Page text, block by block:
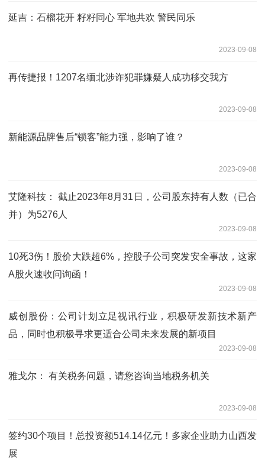
延吉：石榴花开 籽籽同心 军地共欢 警民同乐
2023-09-08
再传捷报！1207名缅北涉诈犯罪嫌疑人成功移交我方
2023-09-08
新能源品牌售后“锁客”能力强，影响了谁？
2023-09-08
艾隆科技： 截止2023年8月31日，公司股东持有人数（已合
并）为5276人
2023-09-08
10死3伤！股价大跌超6%，控股子公司突发安全事故，这家
A股火速收问询函！
2023-09-08
威创股份：公司计划立足视讯行业，积极研发新技术新产
品，同时也积极寻求更适合公司未来发展的新项目
2023-09-08
雅戈尔： 有关税务问题，请您咨询当地税务机关
2023-09-08
签约30个项目！总投资额514.14亿元！多家企业助力山西发
展